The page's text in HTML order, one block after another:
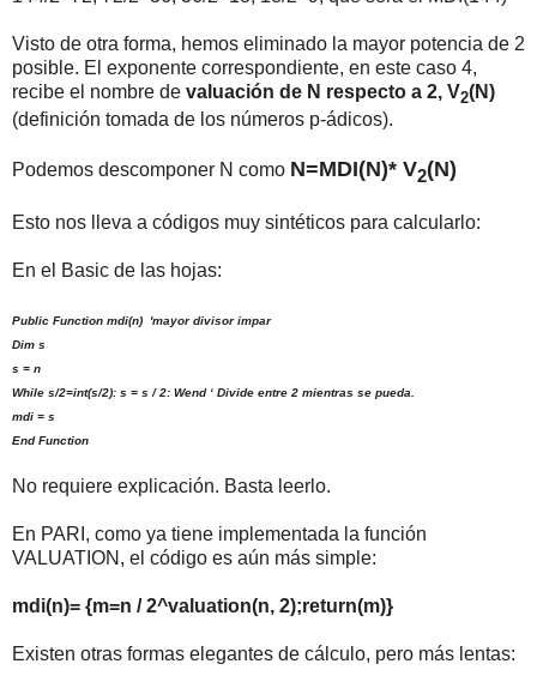
Visto de otra forma, hemos eliminado la mayor potencia de 2
posible. El exponente correspondiente, en este caso 4,
recibe el nombre de valuación de N respecto a 2, V2(N)
(definición tomada de los números p-ádicos).
Podemos descomponer N como N=MDI(N)* V2(N)
Esto nos lleva a códigos muy sintéticos para calcularlo:
En el Basic de las hojas:
Public Function mdi(n) 'mayor divisor impar
Dim s
s = n
While s/2=int(s/2): s = s / 2: Wend ‘ Divide entre 2 mientras se pueda.
mdi = s
End Function
No requiere explicación. Basta leerlo.
En PARI, como ya tiene implementada la función
VALUATION, el código es aún más simple:
mdi(n)= {m=n / 2^valuation(n, 2);return(m)}
Existen otras formas elegantes de cálculo, pero más lentas: